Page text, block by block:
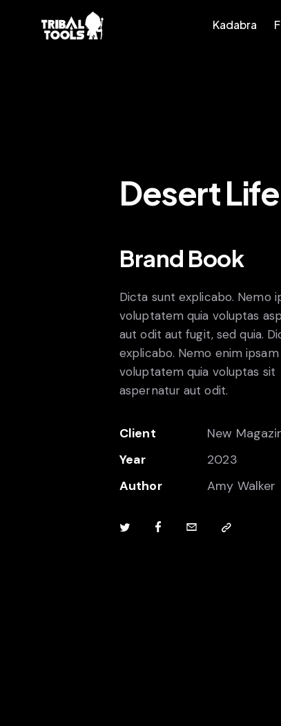
Kadabra
Desert Life
Brand Book
Dicta sunt explicabo. Nemo
voluptatem quia voluptas
aut odit aut fugit, sed quia.
explicabo. Nemo enim ipsam
voluptatem quia voluptas sit
aspernatur aut odit.
Client
New
Year
2023
Author
Amy Walker